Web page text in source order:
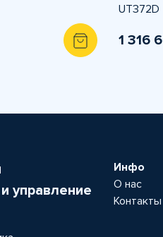
UT372D
1 316
управление
Инфо
О нас
Контакты